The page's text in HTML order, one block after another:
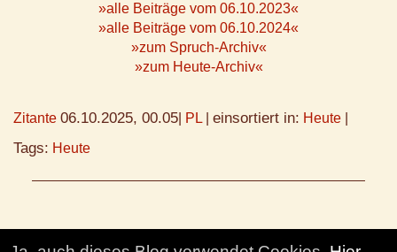
»alle Beiträge vom 06.10.2023«
»alle Beiträge vom 06.10.2024«
»zum Spruch-Archiv«
»zum Heute-Archiv«
Zitante 06.10.2025, 00.05 PL einsortiert in: Heute
Tags: Heute